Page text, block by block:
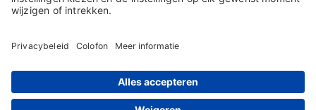
ALGEMENE VOORWAARDEN